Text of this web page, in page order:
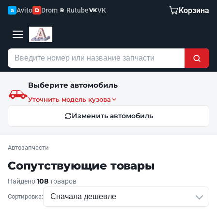
a Avito D Drom R RutubeVKVK Корзина
Выберите автомобиль
Уточнить модель кузова
Изменить автомобиль
Автозапчасти
Сопутствующие товары
Найдено108товаров
Сортировка: